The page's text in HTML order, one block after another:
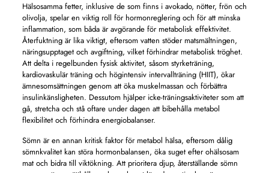
Hälsosamma fetter, inklusive de som finns i avokado, nötter, frön och
olivolja, spelar en viktig roll för hormonreglering och för att minska
inflammation, som båda är avgörande för metabolisk effektivitet.
Återfuktning är lika viktigt, eftersom vatten stöder matsmältningen,
näringsupptaget och avgiftning, vilket förhindrar metabolisk tröghet.
Att delta i regelbunden fysisk aktivitet, såsom styrketräning,
kardiovaskulär träning och högintensiv intervallträning (HIIT), ökar
ämnesomsättningen genom att öka muskelmassan och förbättra
insulinkänsligheten. Dessutom hjälper icke-träningsaktiviteter som att
gå, stretcha och stå oftare under dagen att bibehålla metabol
flexibilitet och förhindra energiobalanser.
Sömn är en annan kritisk faktor för metabol hälsa, eftersom dålig
sömnkvalitet kan störa hormonbalansen, öka suget efter ohälsosam
mat och bidra till viktökning. Att prioritera djup, återställande sömn